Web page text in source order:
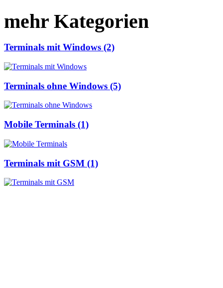
mehr Kategorien
Terminals mit Windows (2)
Terminals ohne Windows (5)
Mobile Terminals (1)
Terminals mit GSM (1)